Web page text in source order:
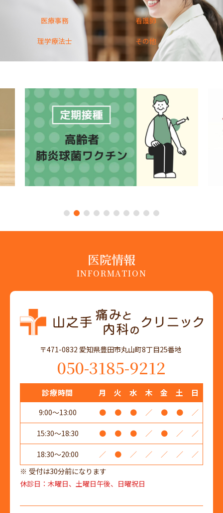
医療事務 看護師
理学療法士 その他
1 2 3 4 5 6 7 8 9 10
医院情報
INFORMATION
〒471-0832 愛知県豊田市丸山町8丁目25番地
050-3185-9212
診療時間 月 火 水 木 金 土 日
9:00～13:00 ● ● ● ／ ● ● ／
15:30～18:30 ● ● ● ／ ● ／ ／
18:30～20:00 ／ ● ／ ／ ／ ／
／
受付は30分前になります
休診日：木曜日、土曜日午後、日曜祝日